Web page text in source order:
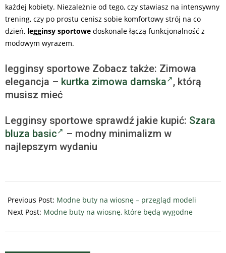
każdej kobiety. Niezależnie od tego, czy stawiasz na intensywny
trening, czy po prostu cenisz sobie komfortowy strój na co
dzień, legginsy sportowe doskonale łączą funkcjonalność z
modowym wyrazem.
legginsy sportowe Zobacz także: Zimowa
elegancja – kurtka zimowa damska
, którą
musisz mieć
Legginsy sportowe sprawdź jakie kupić: Szara
bluza basic
– modny minimalizm w
najlepszym wydaniu
02-
18
Previous Post: Modne buty na wiosnę – przegląd modeli
Next Post: Modne buty na wiosnę, które będą wygodne